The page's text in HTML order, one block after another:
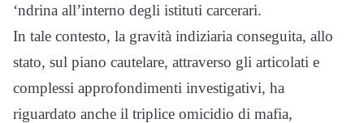
‘ndrina all’interno degli istituti carcerari.
In tale contesto, la gravità indiziaria conseguita, allo
stato, sul piano cautelare, attraverso gli articolati e
complessi approfondimenti investigativi, ha
riguardato anche il triplice omicidio di mafia,